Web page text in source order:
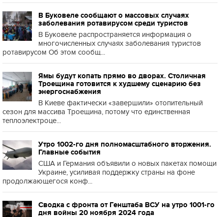
В Буковеле сообщают о массовых случаях
заболевания ротавирусом среди туристов
В Буковеле распространяется информация о
многочисленных случаях заболевания туристов
ротавирусом Об этом сообщ...
Ямы будут копать прямо во дворах. Столичная
Троещина готовится к худшему сценарию без
энергоснабжения
В Киеве фактически «завершили» отопительный
сезон для массива Троещина, потому что единственная
теплоэлектроце...
Утро 1002-го дня полномасштабного вторжения.
Главные события
США и Германия объявили о новых пакетах помощи
Украине, усиливая поддержку страны на фоне
продолжающегося конф...
Сводка с фронта от Генштаба ВСУ на утро 1001-го
дня войны 20 ноября 2024 года